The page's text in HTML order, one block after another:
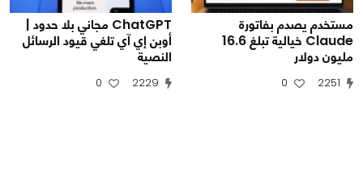
مستخدم يصدم بفاتورة
Claude خيالية تبلغ 16.6
مليون دولار
2251
0
ChatGPT مجاني بلا حدود |
أوبن إي آي تلغي قيود الرسائل
النصية
2229
0